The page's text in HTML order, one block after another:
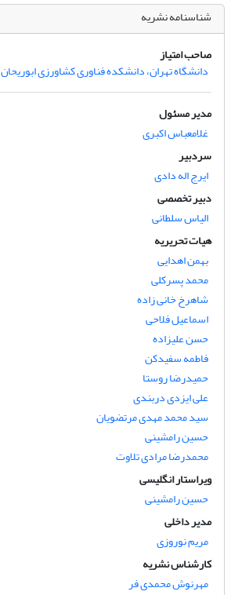
شناسنامه نشریه
صاحب امتیاز
دانشگاه تهران، دانشکده فناوری کشاورزی ابوریحان
مدیر مسئول
غلامعباس اکبری
سردبیر
ایرج اله دادی
دبیر تخصصی
الیاس سلطانی
هیات تحریریه
بهمن اهدایی
محمد پسرکلی
شاهرخ خانی زاده
اسماعیل فلاحی
حسن علیزاده
فاطمه سفیدکن
حمیدرضا روستا
علی ایزدی دربندی
سید محمد مهدی مرتضویان
حسین رامشینی
محمدرضا مرادی تلاوت
ویراستار انگلیسی
حسین رامشینی
مدیر داخلی
مریم نوروزی
کارشناس نشریه
مهرنوش محمدی فر